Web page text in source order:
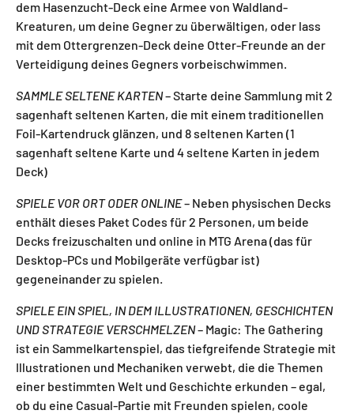
dem Hasenzucht-Deck eine Armee von Waldland-
Kreaturen, um deine Gegner zu überwältigen, oder lass
mit dem Ottergrenzen-Deck deine Otter-Freunde an der
Verteidigung deines Gegners vorbeischwimmen.
SAMMLE SELTENE KARTEN– Starte deine Sammlung mit 2
sagenhaft seltenen Karten, die mit einem traditionellen
Foil-Kartendruck glänzen, und 8 seltenen Karten (1
sagenhaft seltene Karte und 4 seltene Karten in jedem
Deck)
SPIELE VOR ORT ODER ONLINE– Neben physischen Decks
enthält dieses Paket Codes für 2 Personen, um beide
Decks freizuschalten und online in MTG Arena (das für
Desktop-PCs und Mobilgeräte verfügbar ist)
gegeneinander zu spielen.
SPIELE EIN SPIEL, IN DEM ILLUSTRATIONEN, GESCHICHTEN
UND STRATEGIE VERSCHMELZEN– Magic: The Gathering
ist ein Sammelkartenspiel, das tiefgreifende Strategie mit
Illustrationen und Mechaniken verwebt, die die Themen
einer bestimmten Welt und Geschichte erkunden – egal,
ob du eine Casual-Partie mit Freunden spielen, coole